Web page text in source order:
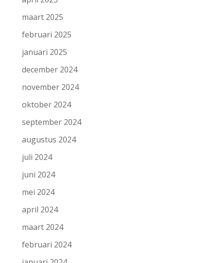
maart 2025
februari 2025
januari 2025
december 2024
november 2024
oktober 2024
september 2024
augustus 2024
juli 2024
juni 2024
mei 2024
april 2024
maart 2024
februari 2024